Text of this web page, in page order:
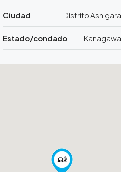
Ciudad Distrito Ashigara
Estado/condado Kanagawa